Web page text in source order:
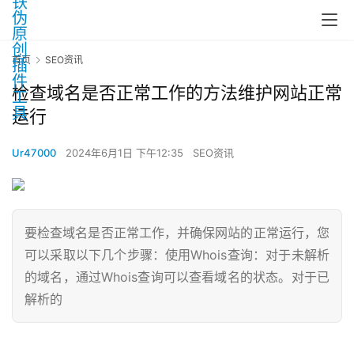
首页 SEO资讯
检查域名是否正常工作的方法维护网站正常
运行
Ur47000 2024年6月1日 下午12:35 SEO资讯
要检查域名是否正常工作，并确保网站的正常运行，您
可以采取以下几个步骤：使用Whois查询：对于未解析
的域名，通过Whois查询可以查看域名的状态。对于已
解析的